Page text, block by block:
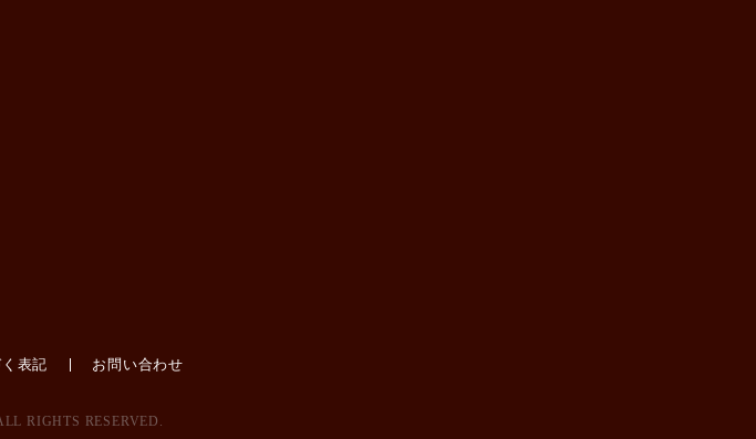
表記 お問い合わせ
RIGHTS RESERVED.